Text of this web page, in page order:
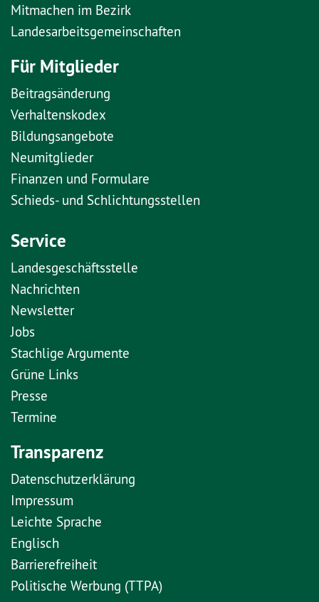
Mitmachen im Bezirk
Landesarbeitsgemeinschaften
Für Mitglieder
Beitragsänderung
Verhaltenskodex
Bildungsangebote
Neumitglieder
Finanzen und Formulare
Schieds- und Schlichtungsstellen
Service
Landesgeschäftsstelle
Nachrichten
Newsletter
Jobs
Stachlige Argumente
Grüne Links
Presse
Termine
Transparenz
Datenschutzerklärung
Impressum
Leichte Sprache
Englisch
Barrierefreiheit
Politische Werbung (TTPA)